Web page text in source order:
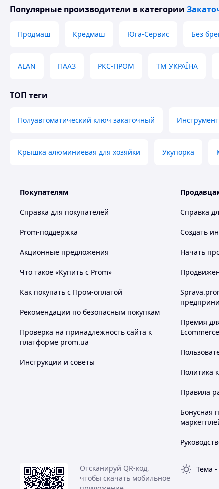
Популярные производители в категории
Продмаш Кредмаш Юга-Сервис Без
ALAN ПААЗ РКС-ПРОМ ТМ УКРАЇНА
ТОП теги
Полуавтоматический ключ закаточный
Крышка алюминиевая для хозяйки Укупорка
Покупателям
Справка для покупателей
Prom-поддержка
Акционные предложения
Что такое «Купить с Prom»
Как покупать с Пром-оплатой
Рекомендации по безопасным покупкам
Проверка на принадлежность сайта к
платформе prom.ua
Инструкции и советы
Справка
Создать
Начать
Премия
Политика
Правила
Бонусная
Отсканируй QR-код,
чтобы скачать мобильное
Тема -